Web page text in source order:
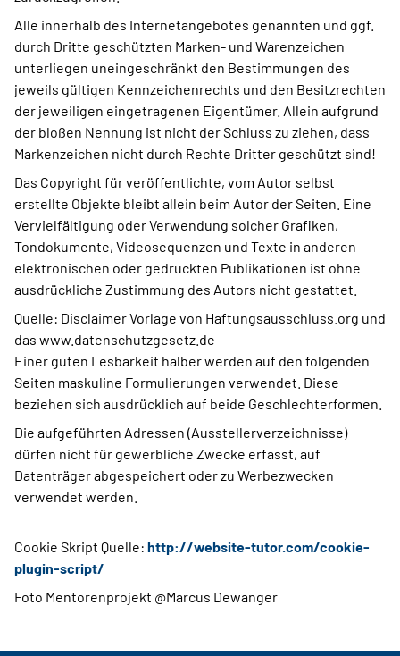
Alle innerhalb des Internetangebotes genannten und ggf.
durch Dritte geschützten Marken- und Warenzeichen
unterliegen uneingeschränkt den Bestimmungen des
jeweils gültigen Kennzeichenrechts und den Besitzrechten
der jeweiligen eingetragenen Eigentümer. Allein aufgrund
der bloßen Nennung ist nicht der Schluss zu ziehen, dass
Markenzeichen nicht durch Rechte Dritter geschützt sind!
Das Copyright für veröffentlichte, vom Autor selbst
erstellte Objekte bleibt allein beim Autor der Seiten. Eine
Vervielfältigung oder Verwendung solcher Grafiken,
Tondokumente, Videosequenzen und Texte in anderen
elektronischen oder gedruckten Publikationen ist ohne
ausdrückliche Zustimmung des Autors nicht gestattet.
Quelle: Disclaimer Vorlage von Haftungsausschluss.org und
das www.datenschutzgesetz.de
Einer guten Lesbarkeit halber werden auf den folgenden
Seiten maskuline Formulierungen verwendet. Diese
beziehen sich ausdrücklich auf beide Geschlechterformen.
Die aufgeführten Adressen (Ausstellerverzeichnisse)
dürfen nicht für gewerbliche Zwecke erfasst, auf
Datenträger abgespeichert oder zu Werbezwecken
verwendet werden.
Cookie Skript Quelle: http://website-tutor.com/cookie-
plugin-script/
Foto Mentorenprojekt @Marcus Dewanger